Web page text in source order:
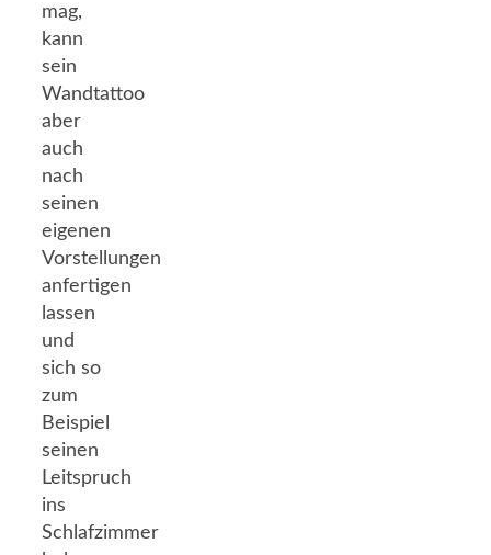
mag,
kann
sein
Wandtattoo
aber
auch
nach
seinen
eigenen
Vorstellungen
anfertigen
lassen
und
sich so
zum
Beispiel
seinen
Leitspruch
ins
Schlafzimmer